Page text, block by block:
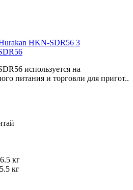
используется на
питания и торговли для пригот..
6.5 кг
5.5 кг